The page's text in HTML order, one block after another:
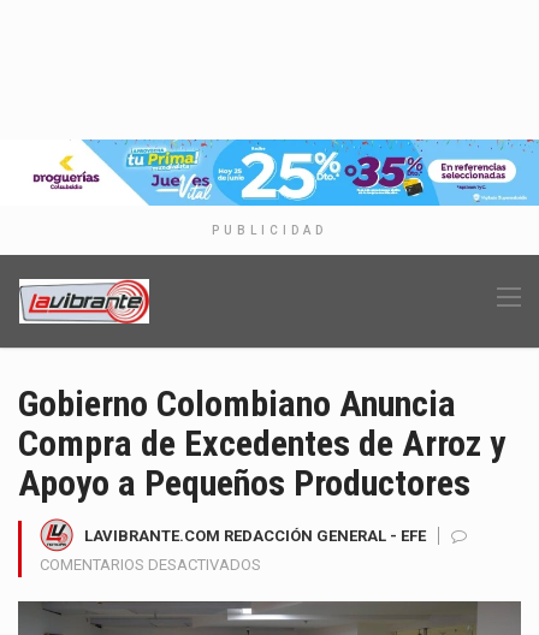
PUBLICIDAD
Gobierno Colombiano Anuncia
Compra de Excedentes de Arroz y
Apoyo a Pequeños Productores
LAVIBRANTE.COM REDACCIÓN GENERAL - EFE
COMENTARIOS DESACTIVADOS
COLOMBIANO